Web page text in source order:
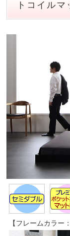
トコイル
【フレームカラー